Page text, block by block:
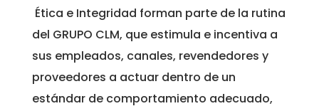
Ética e Integridad forman parte de la rutina
del GRUPO CLM, que estimula e incentiva a
sus empleados, canales, revendedores y
proveedores a actuar dentro de un
estándar de comportamiento adecuado,